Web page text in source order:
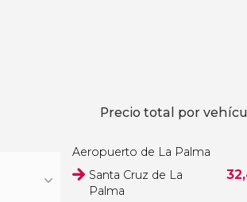
Bruselas
Bélgica
Precio total por
Aeropuerto de La Palma
Santa Cruz de La
Palma